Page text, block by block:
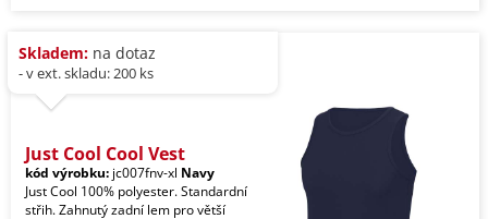
Skladem: na dotaz
- v ext. skladu: 200 ks
Just Cool Cool Vest
kód výrobku: jc007fnv-xl Navy
Just Cool 100% polyester. Standardní
střih. Zahnutý zadní lem pro větší